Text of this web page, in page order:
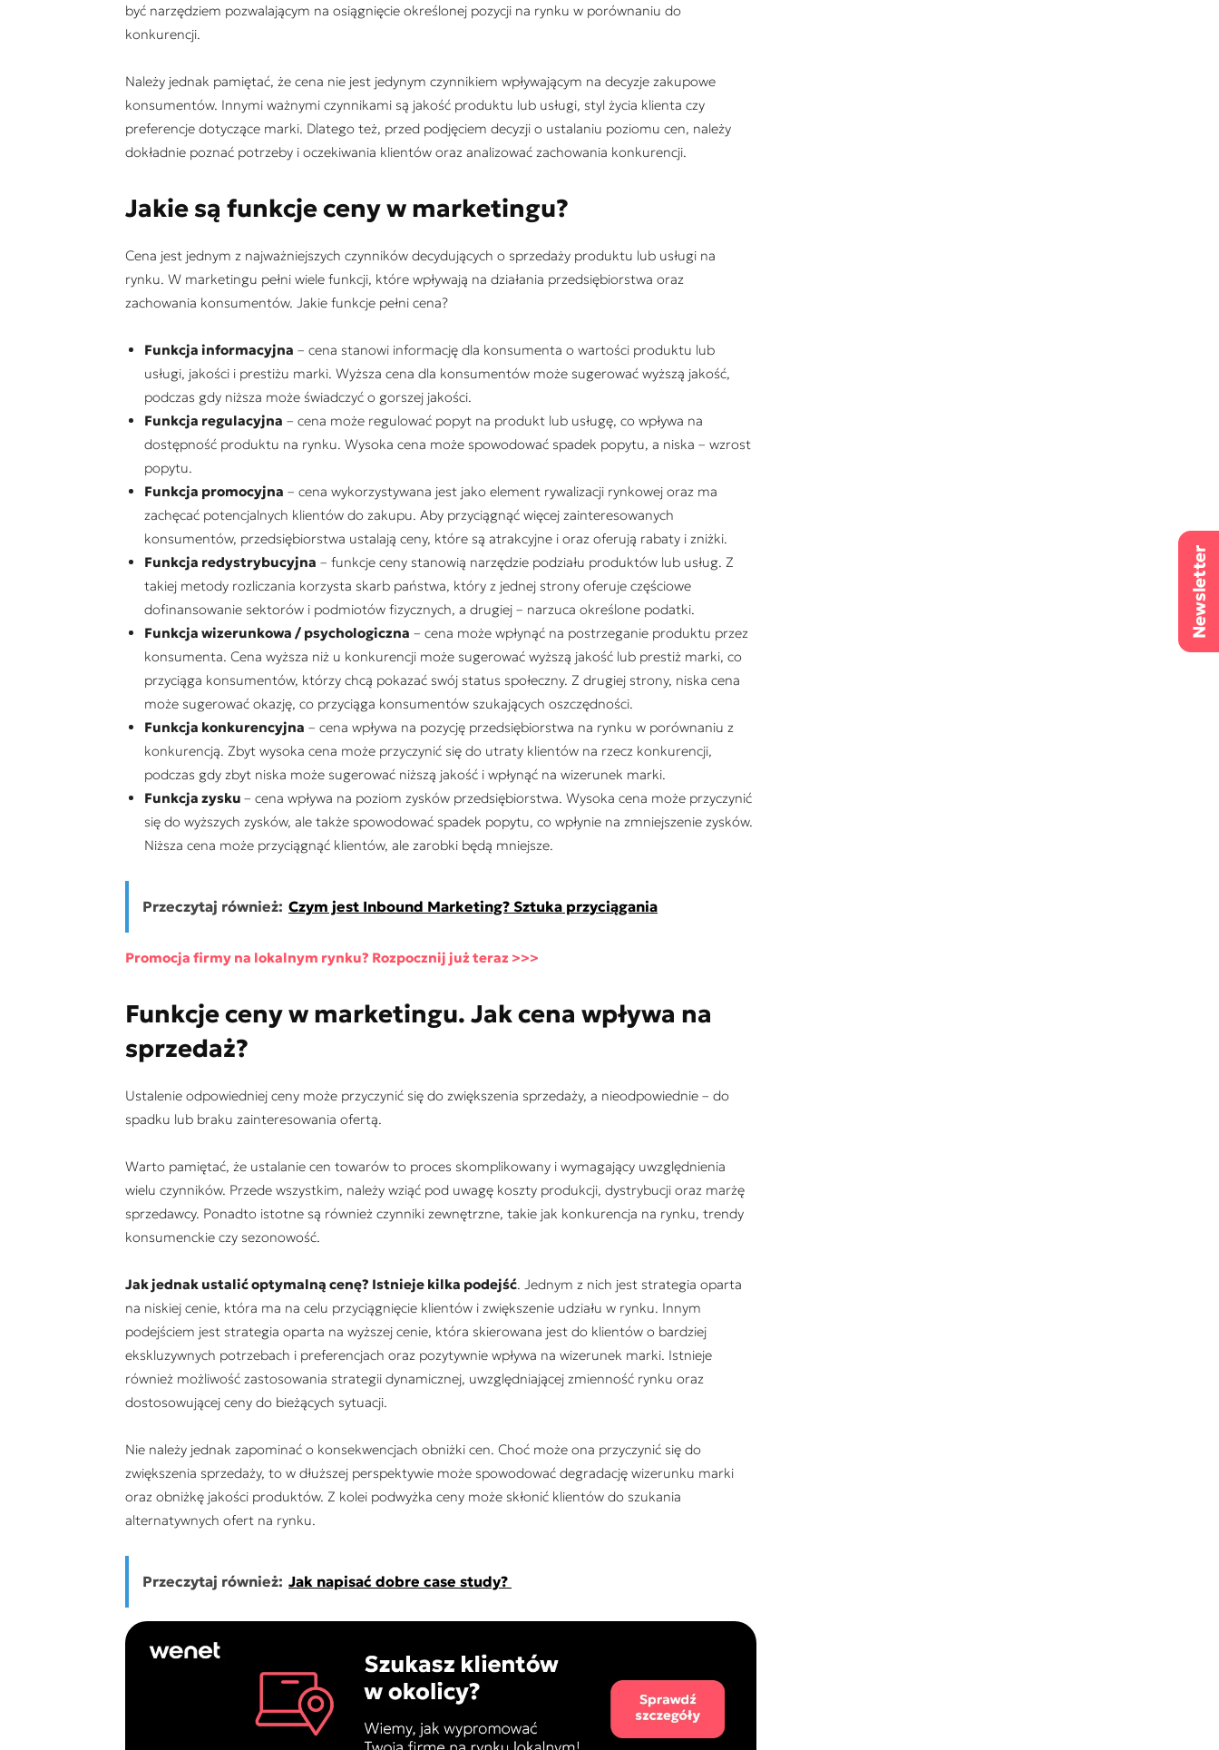
być narzędziem pozwalającym na osiągnięcie określonej pozycji na rynku w porównaniu do
konkurencji.
Należy jednak pamiętać, że cena nie jest jedynym czynnikiem wpływającym na decyzje zakupowe
konsumentów. Innymi ważnymi czynnikami są jakość produktu lub usługi, styl życia klienta czy
preferencje dotyczące marki. Dlatego też, przed podjęciem decyzji o ustalaniu poziomu cen, należy
dokładnie poznać potrzeby i oczekiwania klientów oraz analizować zachowania konkurencji.
Jakie są funkcje ceny w marketingu?
Cena jest jednym z najważniejszych czynników decydujących o sprzedaży produktu lub usługi na
rynku. W marketingu pełni wiele funkcji, które wpływają na działania przedsiębiorstwa oraz
zachowania konsumentów. Jakie funkcje pełni cena?
Funkcja informacyjna – cena stanowi informację dla konsumenta o wartości produktu lub
usługi, jakości i prestiżu marki. Wyższa cena dla konsumentów może sugerować wyższą jakość,
podczas gdy niższa może świadczyć o gorszej jakości.
Funkcja regulacyjna – cena może regulować popyt na produkt lub usługę, co wpływa na
dostępność produktu na rynku. Wysoka cena może spowodować spadek popytu, a niska – wzrost
popytu.
Funkcja promocyjna – cena wykorzystywana jest jako element rywalizacji rynkowej oraz ma
zachęcać potencjalnych klientów do zakupu. Aby przyciągnąć więcej zainteresowanych
konsumentów, przedsiębiorstwa ustalają ceny, które są atrakcyjne i oraz oferują rabaty i zniżki.
Funkcja redystrybucyjna – funkcje ceny stanowią narzędzie podziału produktów lub usług. Z
takiej metody rozliczania korzysta skarb państwa, który z jednej strony oferuje częściowe
dofinansowanie sektorów i podmiotów fizycznych, a drugiej – narzuca określone podatki.
Funkcja wizerunkowa / psychologiczna – cena może wpłynąć na postrzeganie produktu przez
konsumenta. Cena wyższa niż u konkurencji może sugerować wyższą jakość lub prestiż marki, co
przyciąga konsumentów, którzy chcą pokazać swój status społeczny. Z drugiej strony, niska cena
może sugerować okazję, co przyciąga konsumentów szukających oszczędności.
Funkcja konkurencyjna – cena wpływa na pozycję przedsiębiorstwa na rynku w porównaniu z
konkurencją. Zbyt wysoka cena może przyczynić się do utraty klientów na rzecz konkurencji,
podczas gdy zbyt niska może sugerować niższą jakość i wpłynąć na wizerunek marki.
Funkcja zysku – cena wpływa na poziom zysków przedsiębiorstwa. Wysoka cena może przyczynić
się do wyższych zysków, ale także spowodować spadek popytu, co wpłynie na zmniejszenie zysków.
Niższa cena może przyciągnąć klientów, ale zarobki będą mniejsze.
Przeczytaj również: Czym jest Inbound Marketing? Sztuka przyciągania
Promocja firmy na lokalnym rynku? Rozpocznij już teraz >>>
Funkcje ceny w marketingu. Jak cena wpływa na
sprzedaż?
Ustalenie odpowiedniej ceny może przyczynić się do zwiększenia sprzedaży, a nieodpowiednie – do
spadku lub braku zainteresowania ofertą.
Warto pamiętać, że ustalanie cen towarów to proces skomplikowany i wymagający uwzględnienia
wielu czynników. Przede wszystkim, należy wziąć pod uwagę koszty produkcji, dystrybucji oraz marżę
sprzedawcy. Ponadto istotne są również czynniki zewnętrzne, takie jak konkurencja na rynku, trendy
konsumenckie czy sezonowość.
Jak jednak ustalić optymalną cenę? Istnieje kilka podejść. Jednym z nich jest strategia oparta
na niskiej cenie, która ma na celu przyciągnięcie klientów i zwiększenie udziału w rynku. Innym
podejściem jest strategia oparta na wyższej cenie, która skierowana jest do klientów o bardziej
ekskluzywnych potrzebach i preferencjach oraz pozytywnie wpływa na wizerunek marki. Istnieje
również możliwość zastosowania strategii dynamicznej, uwzględniającej zmienność rynku oraz
dostosowującej ceny do bieżących sytuacji.
Nie należy jednak zapominać o konsekwencjach obniżki cen. Choć może ona przyczynić się do
zwiększenia sprzedaży, to w dłuższej perspektywie może spowodować degradację wizerunku marki
oraz obniżkę jakości produktów. Z kolei podwyżka ceny może skłonić klientów do szukania
alternatywnych ofert na rynku.
Przeczytaj również: Jak napisać dobre case study?